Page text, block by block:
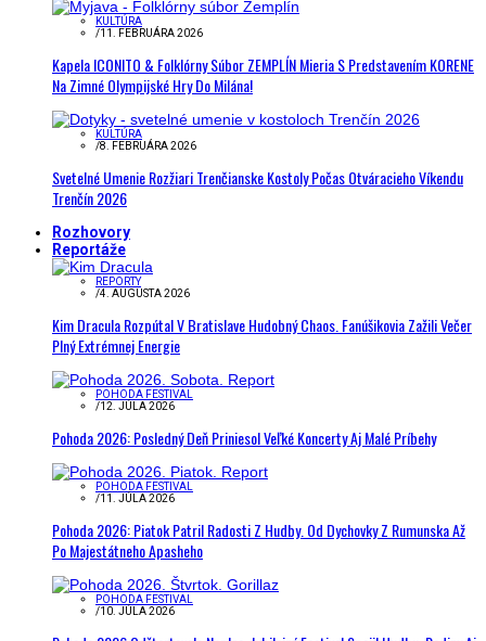
KULTÚRA
/11. FEBRUÁRA 2026
Kapela ICONITO & Folklórny Súbor ZEMPLÍN Mieria S Predstavením KORENE
Na Zimné Olympijské Hry Do Milána!
KULTÚRA
/8. FEBRUÁRA 2026
Svetelné Umenie Rozžiari Trenčianske Kostoly Počas Otváracieho Víkendu
Trenčín 2026
Rozhovory
Reportáže
REPORTY
/4. AUGUSTA 2026
Kim Dracula Rozpútal V Bratislave Hudobný Chaos. Fanúšikovia Zažili Večer
Plný Extrémnej Energie
POHODA FESTIVAL
/12. JÚLA 2026
Pohoda 2026: Posledný Deň Priniesol Veľké Koncerty Aj Malé Príbehy
POHODA FESTIVAL
/11. JÚLA 2026
Pohoda 2026: Piatok Patril Radosti Z Hudby. Od Dychovky Z Rumunska Až
Po Majestátneho Apasheho
POHODA FESTIVAL
/10. JÚLA 2026